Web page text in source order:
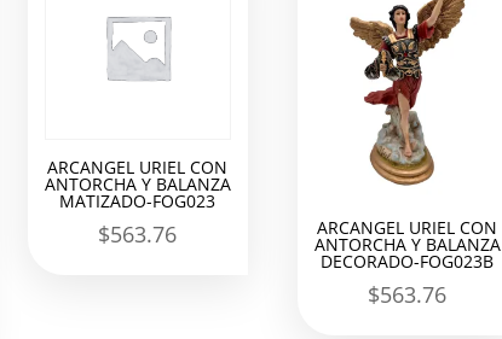
ARCANGEL URIEL CON
ANTORCHA Y BALANZA
MATIZADO-FOG023
$563.76 ARCANGEL URIEL CON
ANTORCHA Y BALANZA
DECORADO-FOG023B
$563.76